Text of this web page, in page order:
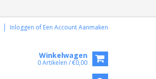
Inloggen of Een Account Aanmaken
Winkelwagen
0 Artikelen / €0,00